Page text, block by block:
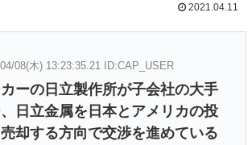
2021.04.11
08(木) 13:23:35.21 ID:CAP_USER
ーの日立製作所が子会社の大手
日立金属を日本とアメリカの投
却する方向で交渉を進めている